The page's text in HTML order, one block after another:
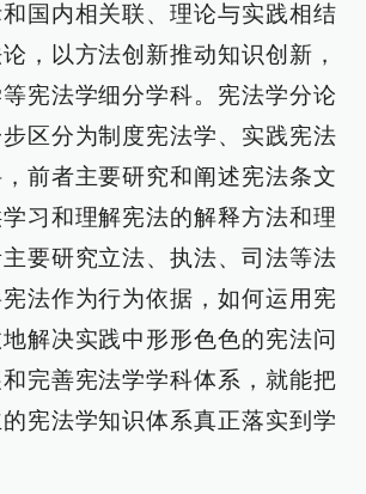
国内相关联、理论与实践相结
，以方法创新推动知识创新，
宪法学细分学科。宪法学分论
区分为制度宪法学、实践宪法
前者主要研究和阐述宪法条文
习和理解宪法的解释方法和理
要研究立法、执法、司法等法
法作为行为依据，如何运用宪
解决实践中形形色色的宪法问
完善宪法学学科体系，就能把
宪法学知识体系真正落实到学